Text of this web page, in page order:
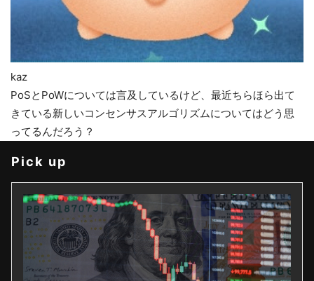
kaz
PoSとPoWについては言及しているけど、最近ちらほら出て
きている新しいコンセンサスアルゴリズムについてはどう思
ってるんだろう？
Pick up